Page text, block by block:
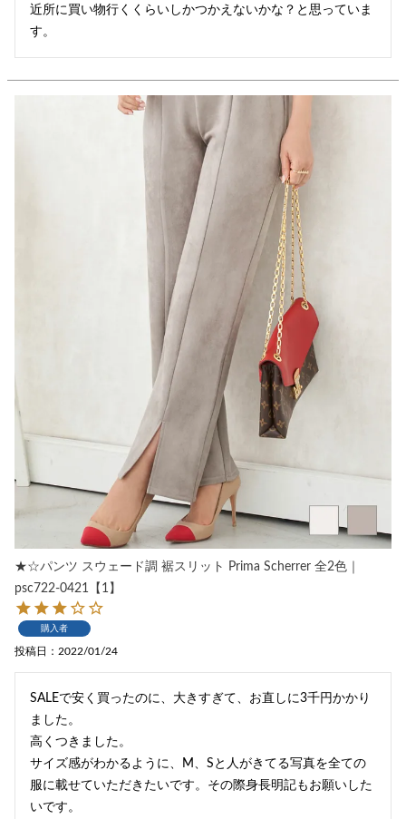
近所に買い物行くくらいしかつかえないかな？と思っていま
す。
★☆パンツ スウェード調 裾スリット Prima Scherrer 全2色｜
psc722-0421【1】
購入者
投稿日 2022/01/24
SALEで安く買ったのに、大きすぎて、お直しに3千円かかり
ました。
高くつきました。
サイズ感がわかるように、M、Sと人がきてる写真を全ての
服に載せていただきたいです。その際身長明記もお願いした
いです。